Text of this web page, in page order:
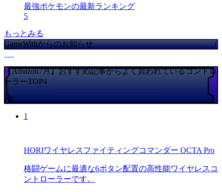
最強ポケモンの最新ランキング
5
もっとみる
GameWithからのお知らせ
【Amazon7月】おすすめ記事からよく買われているコントロ
ーラーTOP4
PR
1
HORIワイヤレスファイティングコマンダー OCTA Pro
格闘ゲームに最適な6ボタン配置の高性能ワイヤレスコ
ントローラーです。